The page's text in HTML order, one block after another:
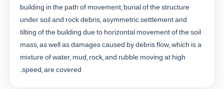
building in the path of movement, burial of the structure
under soil and rock debris, asymmetric settlement and
tilting of the building due to horizontal movement of the soil
mass, as well as damages caused by debris flow, which is a
mixture of water, mud, rock, and rubble moving at high
speed, are covered.